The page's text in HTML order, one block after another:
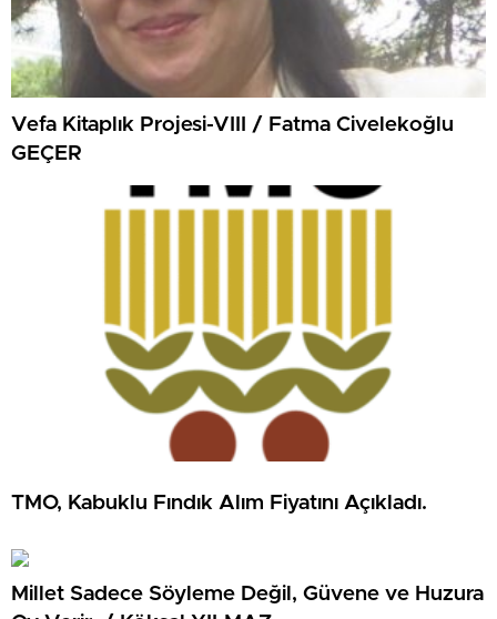
Vefa Kitaplık Projesi-VIII / Fatma Civelekoğlu
GEÇER
TMO, Kabuklu Fındık Alım Fiyatını Açıkladı.
Millet Sadece Söyleme Değil, Güvene ve Huzura